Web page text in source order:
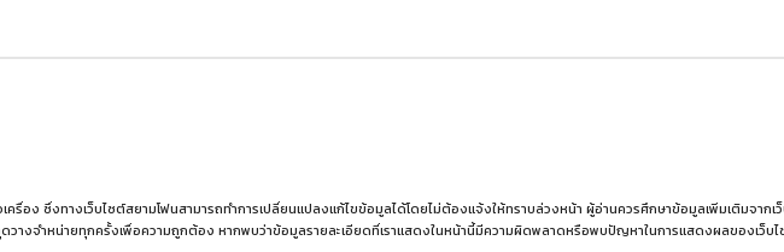
อง ซึ่งทางเว็บไซต์สยามโฟนสามารถทำการเปลี่ยนแปลงแก้ไขข้อมูลได้โดยไม่ต้องแจ้งให้ทราบล่วงหน้า ผู้อ่านควรศึกษาข้อมูลเพิ่มเติมจากเ
างจำหน่ายทุกครั้งเพื่อความถูกต้อง หากพบว่าข้อมูลรายละเอียดที่เราแสดงในหน้านี้มีความผิดพลาดหรือพบปัญหาในการแสดงผลของเว็บไ